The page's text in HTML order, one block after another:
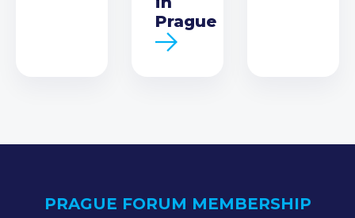
Prague
PRAGUE FORUM MEMBERSHIP